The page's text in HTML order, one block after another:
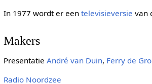
In 1977 wordt er een televisieversie van
Makers
Presentatie André van Duin, Ferry de
Radio Noordzee